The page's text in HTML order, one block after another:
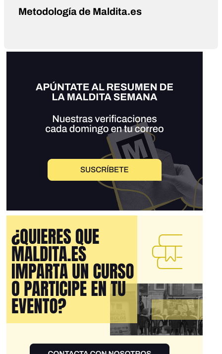
Metodología de Maldita.es